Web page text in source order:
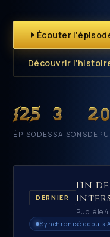
Écouter
Découvrir
125
ÉPISODES
3
SAISONS
DERNIER
Fin
Publié le
Synchronisé depuis